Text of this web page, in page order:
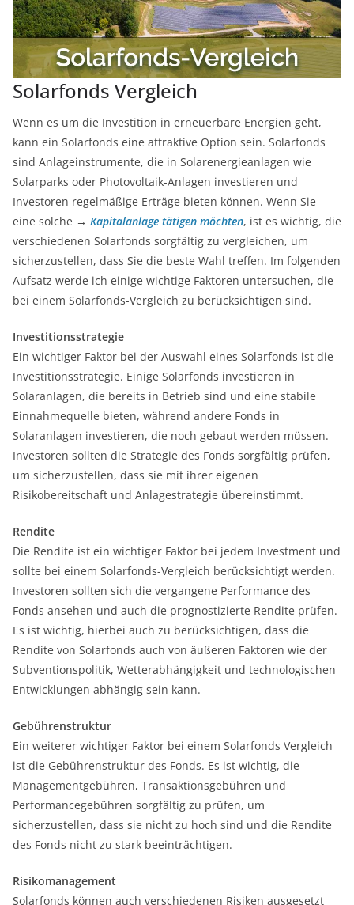
Solarfonds Vergleich
Wenn es um die Investition in erneuerbare Energien geht,
kann ein Solarfonds eine attraktive Option sein. Solarfonds
sind Anlageinstrumente, die in Solarenergieanlagen wie
Solarparks oder Photovoltaik-Anlagen investieren und
Investoren regelmäßige Erträge bieten können. Wenn Sie
eine solche → Kapitalanlage tätigen möchten, ist es wichtig, die
verschiedenen Solarfonds sorgfältig zu vergleichen, um
sicherzustellen, dass Sie die beste Wahl treffen. Im folgenden
Aufsatz werde ich einige wichtige Faktoren untersuchen, die
bei einem Solarfonds-Vergleich zu berücksichtigen sind.
Investitionsstrategie
Ein wichtiger Faktor bei der Auswahl eines Solarfonds ist die
Investitionsstrategie. Einige Solarfonds investieren in
Solaranlagen, die bereits in Betrieb sind und eine stabile
Einnahmequelle bieten, während andere Fonds in
Solaranlagen investieren, die noch gebaut werden müssen.
Investoren sollten die Strategie des Fonds sorgfältig prüfen,
um sicherzustellen, dass sie mit ihrer eigenen
Risikobereitschaft und Anlagestrategie übereinstimmt.
Rendite
Die Rendite ist ein wichtiger Faktor bei jedem Investment und
sollte bei einem Solarfonds-Vergleich berücksichtigt werden.
Investoren sollten sich die vergangene Performance des
Fonds ansehen und auch die prognostizierte Rendite prüfen.
Es ist wichtig, hierbei auch zu berücksichtigen, dass die
Rendite von Solarfonds auch von äußeren Faktoren wie der
Subventionspolitik, Wetterabhängigkeit und technologischen
Entwicklungen abhängig sein kann.
Gebührenstruktur
Ein weiterer wichtiger Faktor bei einem Solarfonds Vergleich
ist die Gebührenstruktur des Fonds. Es ist wichtig, die
Managementgebühren, Transaktionsgebühren und
Performancegebühren sorgfältig zu prüfen, um
sicherzustellen, dass sie nicht zu hoch sind und die Rendite
des Fonds nicht zu stark beeinträchtigen.
Risikomanagement
Solarfonds können auch verschiedenen Risiken ausgesetzt